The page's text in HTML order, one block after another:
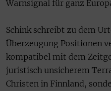
Warnsignal für ganz
Schink schreibt zu dem
Überzeugung Positionen
kompatibel mit dem
juristisch unsicherem
Christen in Finnland,